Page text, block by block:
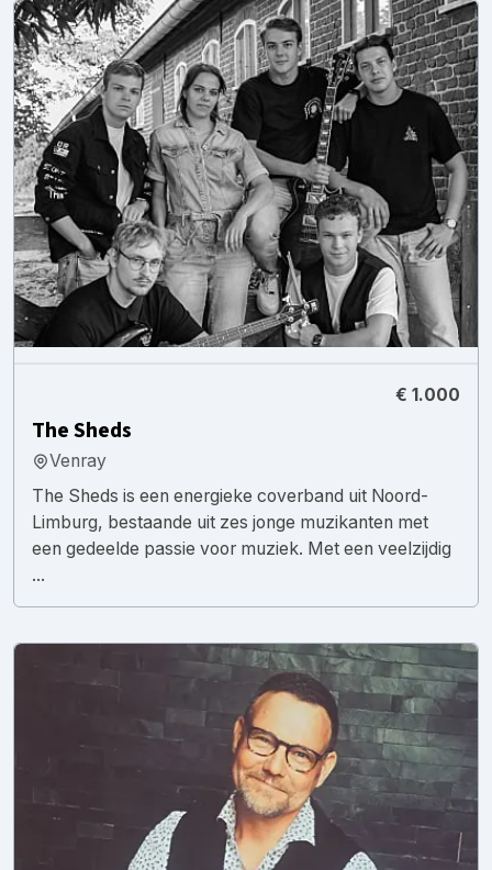
€ 1.000
The Sheds
Venray
The Sheds is een energieke coverband uit Noord-
Limburg, bestaande uit zes jonge muzikanten met
een gedeelde passie voor muziek. Met een veelzijdig
...